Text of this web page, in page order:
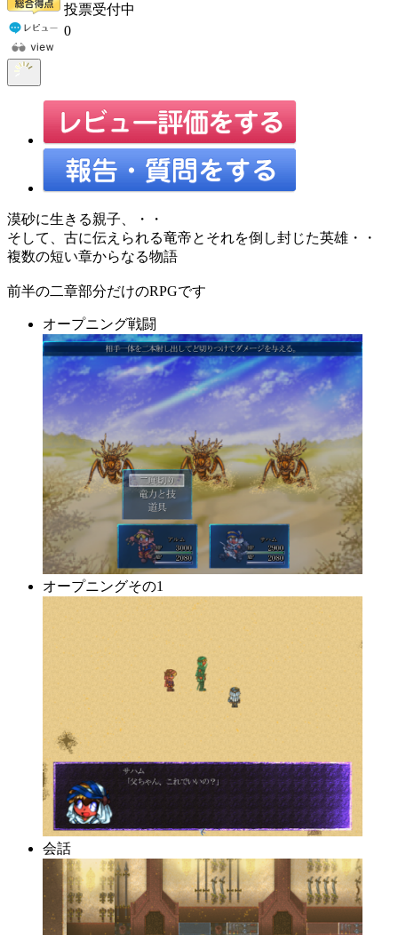
投票受付中
0
漠砂に生きる親子、・・
そして、古に伝えられる竜帝とそれを倒し封じた英雄・・
複数の短い章からなる物語
前半の二章部分だけのRPGです
オープニング戦闘
オープニングその1
会話